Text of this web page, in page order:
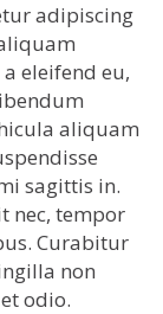
adipiscing
eleifend eu,
aliquam
sagittis in.
nec, tempor
Curabitur
non
odio.